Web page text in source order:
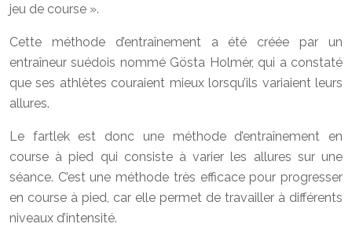
jeu de course ».
Cette méthode d’entraînement a été créée par un
entraîneur suédois nommé Gösta Holmér, qui a constaté
que ses athlètes couraient mieux lorsqu’ils variaient leurs
allures.
Le fartlek est donc une méthode d’entraînement en
course à pied qui consiste à varier les allures sur une
séance. C’est une méthode très efficace pour progresser
en course à pied, car elle permet de travailler à différents
niveaux d’intensité.